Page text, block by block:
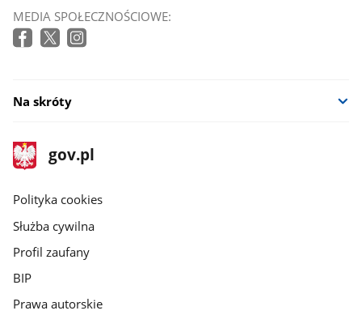
MEDIA SPOŁECZNOŚCIOWE:
Na skróty
stopka
gov.pl
Strona
gov.pl
gov.pl
Polityka cookies
Służba cywilna
Profil zaufany
BIP
Prawa autorskie